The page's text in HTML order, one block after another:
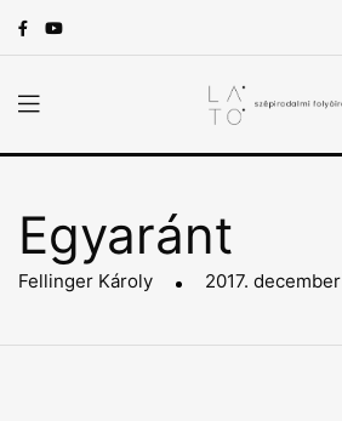
Egyaránt
Fellinger Károly 2017. december